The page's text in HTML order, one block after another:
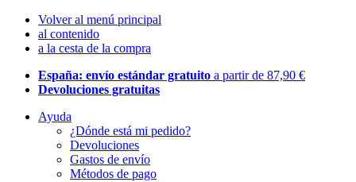
Volver al menú principal
al contenido
a la cesta de la compra
España: envío estándar gratuito a partir de 87,90 €
Devoluciones gratuitas
Ayuda
¿Dónde está mi pedido?
Devoluciones
Gastos de envío
Métodos de pago